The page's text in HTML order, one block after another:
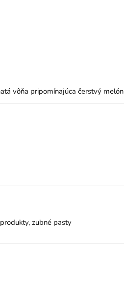
vôňa pripomínajúca čerstvý melón
zubné pasty